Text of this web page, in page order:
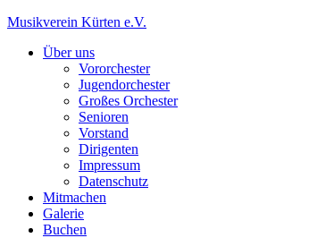
Musikverein Kürten e.V.
Über uns
Vororchester
Jugendorchester
Großes Orchester
Senioren
Vorstand
Dirigenten
Impressum
Datenschutz
Mitmachen
Galerie
Buchen